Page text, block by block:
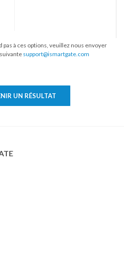
à ces options, veuillez nous envoyer
support@ismartgate.com
UN RÉSULTAT